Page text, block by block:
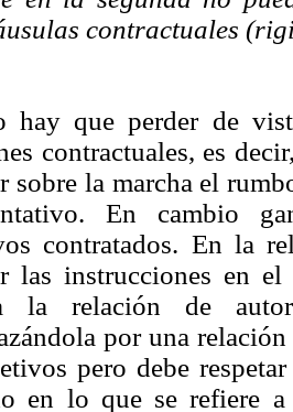
contractuales
hay que perder de
contractuales, es
sobre la marcha el
En cambio
contratados. En la
las instrucciones en
la relación de
por una
pero debe
en lo que se refiere